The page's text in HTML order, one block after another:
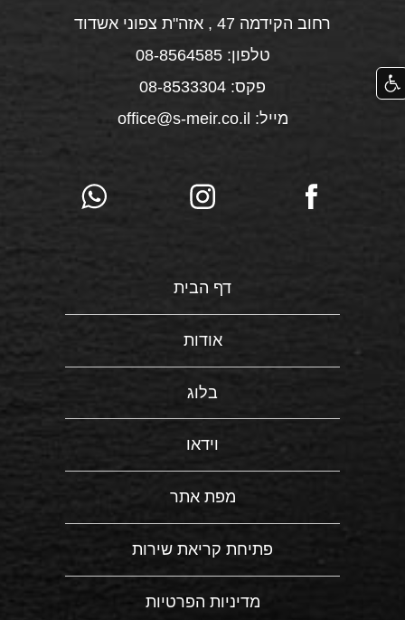
רחוב הקידמה 47 , אזה"ת צפוני אשדוד
טלפון: 08-8564585
פקס: 08-8533304
מייל: office@s-meir.co.il
דף הבית
אודות
בלוג
וידאו
מפת אתר
פתיחת קריאת שירות
מדיניות הפרטיות